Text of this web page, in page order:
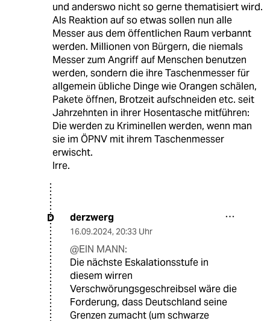
und anderswo nicht so gerne thematisiert wird.
Als Reaktion auf so etwas sollen nun alle
Messer aus dem öffentlichen Raum verbannt
werden. Millionen von Bürgern, die niemals
Messer zum Angriff auf Menschen benutzen
werden, sondern die ihre Taschenmesser für
allgemein übliche Dinge wie Orangen schälen,
Pakete öffnen, Brotzeit aufschneiden etc. seit
Jahrzehnten in ihrer Hosentasche mitführen:
Die werden zu Kriminellen werden, wenn man
sie im ÖPNV mit ihrem Taschenmesser
erwischt.
Irre.
D derzwerg
16.09.2024, 20:33 Uhr
@EIN MANN:
Die nächste Eskalationsstufe in
diesem wirren
Verschwörungsgeschreibsel wäre die
Forderung, dass Deutschland seine
Grenzen zumacht (um schwarze